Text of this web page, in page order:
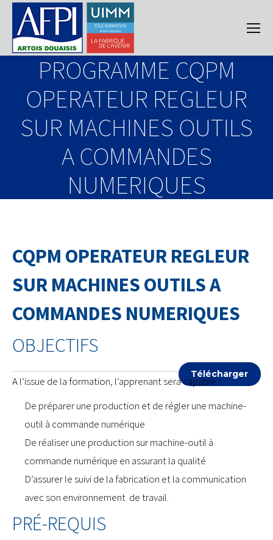
PROGRAMME CQPM
OPERATEUR REGLEUR
SUR MACHINES OUTILS
A COMMANDES
NUMERIQUES
CQPM OPERATEUR REGLEUR
SUR MACHINES OUTILS A
COMMANDES NUMERIQUES
OBJECTIFS
Télécharger
A l’issue de la formation, l’apprenant sera capable :
De préparer une production et de régler une machine-
outil à commande numérique
De réaliser une production sur machine-outil à
commande numérique en assurant la qualité
D’assurer le suivi de la fabrication et la communication
avec son environnement de travail.
PRÉ-REQUIS